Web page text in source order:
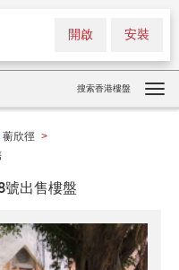
安裝
開啟
搜索香港樓盤
蘅欣徑 >
出售樓盤